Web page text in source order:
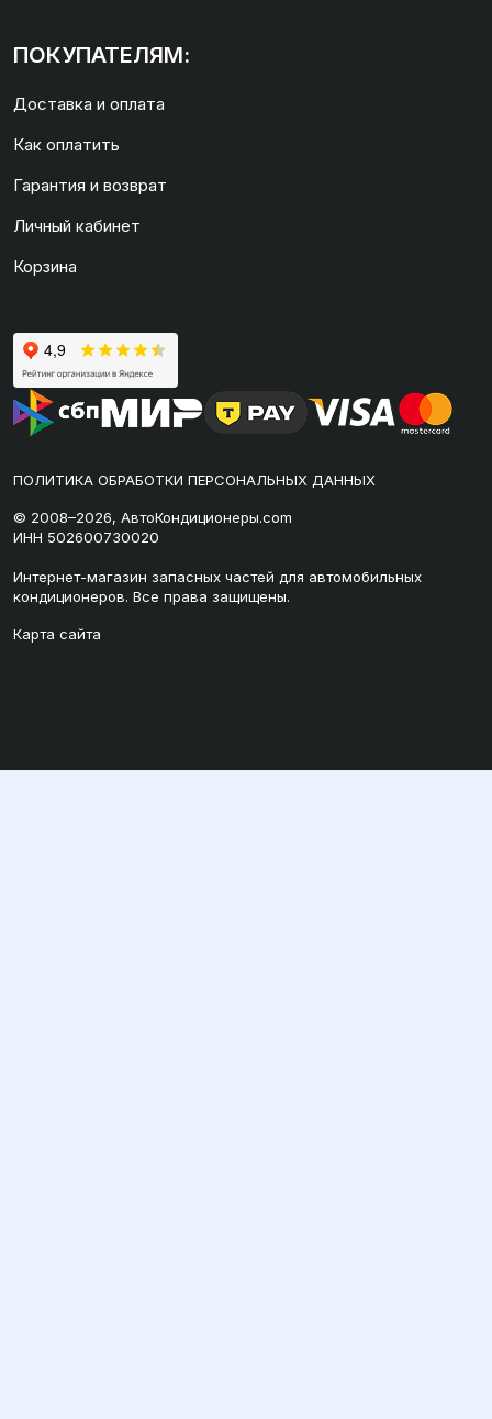
ПОКУПАТЕЛЯМ:
Доставка и оплата
Как оплатить
Гарантия и возврат
Личный кабинет
Корзина
ПОЛИТИКА ОБРАБОТКИ ПЕРСОНАЛЬНЫХ ДАННЫХ
© 2008–2026, АвтоКондиционеры.com
ИНН 502600730020
Интернет-магазин запасных частей для автомобильных
кондиционеров. Все права защищены.
Карта сайта